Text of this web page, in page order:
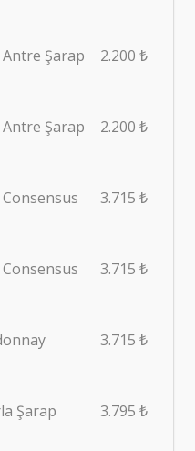
Şarap
2.200 ₺
Şarap
2.200 ₺
3.715 ₺
3.715 ₺
3.715 ₺
Şarap
3.795 ₺